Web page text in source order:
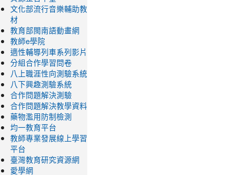
文化部流行音樂輔助教
材
教育部閩南語動畫網
教師e學院
適性輔導列車系列影片
分組合作學習問卷
八上職涯性向測驗系統
八下興趣測驗系統
合作問題解決測驗
合作問題解決教學資料
藥物濫用防制檢測
均一教育平台
教師專業發展線上學習
平台
臺灣教育研究資源網
愛學網